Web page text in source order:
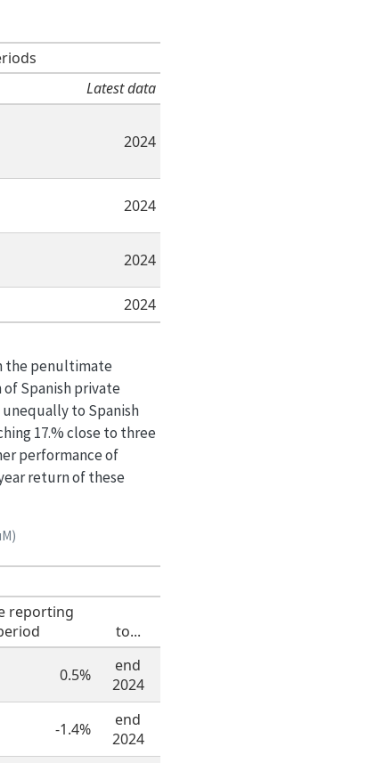
Latest data
2024
2024
2024
2024
the penultimate
Spanish private
unequally to Spanish
17.% close to three
performance of
return of these
reporting
to...
0.5%
end
2024
-1.4%
end
2024